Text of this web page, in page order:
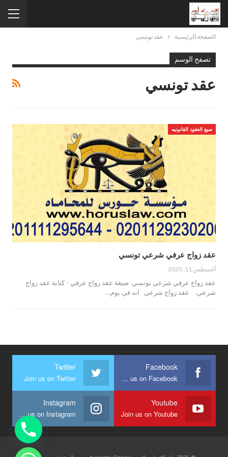
الصفحة الرئيسية عقد تونسي
تصفح الوسم
عقد تونسي
صيغ العقود القانونيه
عقد زواج عرفي شرعي تونسي
أغسطس 11, 2020
عقد زواج عرفي شرعي تونسي صيغة عقد زواج عرفي - كتابة عقد زواج
شرعي. عقد زواج شرعي انه في يوم…
Facebook
Join us on Facebook
Twitter
Join us on Twitter
Youtube
Join us on Youtube
Instagram
Join us on Instagram